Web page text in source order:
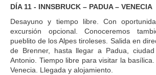
DÍA 11 - INNSBRUCK – PADUA – VENECIA
Desayuno y tiempo libre. Con
excursión opcional. Conoceremos
pueblito de los Alpes tiroleses. Salida en
de Brenner, hasta llegar a Padua,
Antonio. Tiempo libre para visitar la
Venecia. Llegada y alojamiento.